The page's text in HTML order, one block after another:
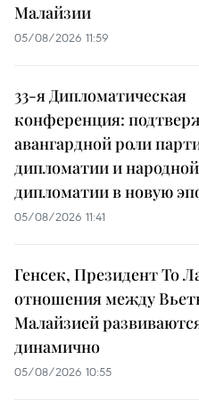
Малайзии
05/08/2026 11:59
33-я Дипломатическая
конференция:
авангардной роли
дипломатии и народной
дипломатии в новую
05/08/2026 11:41
Генсек, Президент То
отношения между
Малайзией
динамично
05/08/2026 10:55